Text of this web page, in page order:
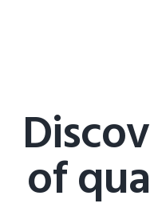
of